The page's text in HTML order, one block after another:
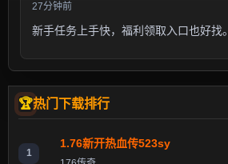
27分钟前
新手任务上手快，福利领取入口也好找。
热门下载排行
1
1.76新开热血传523sy